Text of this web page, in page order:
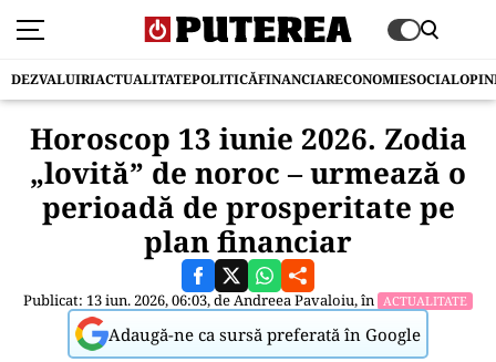
DEZVALUIRIACTUALITATEPOLITICĂFINANCIARECONOMIESOCIAL
Horoscop 13 iunie 2026. Zodia
„lovită” de noroc – urmează o
perioadă de prosperitate pe
plan financiar
Publicat: 13 iun. 2026, 06:03, deAndreea Pavaloiu, în ACTUALITATE
Adaugă-ne ca sursă preferată în Google